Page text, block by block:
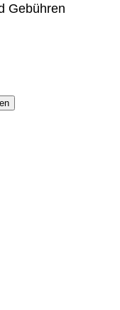
Gebühren